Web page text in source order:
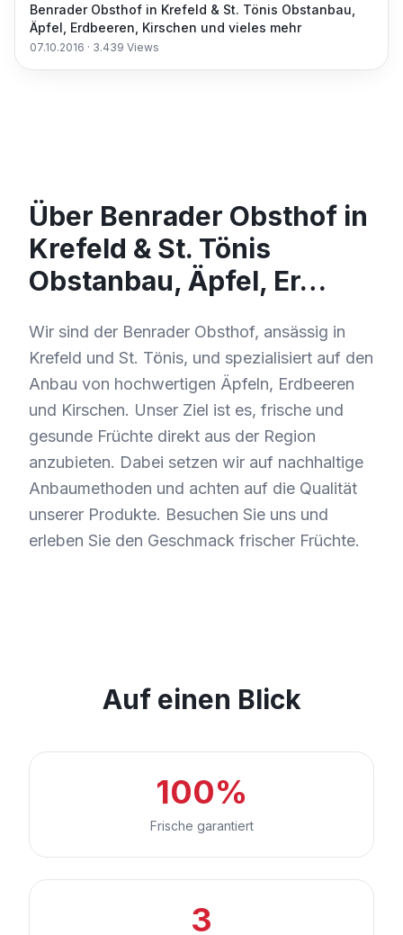
Benrader Obsthof in Krefeld & St. Tönis Obstanbau,
Äpfel, Erdbeeren, Kirschen und vieles mehr
07.10.2016 · 3.439 Views
Über Benrader Obsthof in
Krefeld & St. Tönis
Obstanbau, Äpfel, Er…
Wir sind der Benrader Obsthof, ansässig in
Krefeld und St. Tönis, und spezialisiert auf den
Anbau von hochwertigen Äpfeln, Erdbeeren
und Kirschen. Unser Ziel ist es, frische und
gesunde Früchte direkt aus der Region
anzubieten. Dabei setzen wir auf nachhaltige
Anbaumethoden und achten auf die Qualität
unserer Produkte. Besuchen Sie uns und
erleben Sie den Geschmack frischer Früchte.
Auf einen Blick
100%
Frische garantiert
3